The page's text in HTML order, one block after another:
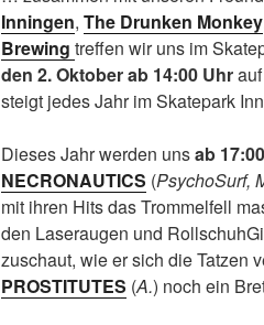
Inningen, The Drunken Monkey
Brewing treffen wir uns im
den 2. Oktober ab 14:00 Uhrauf
steigt jedes Jahr im Skatepark
Dieses Jahr werden unsab
NECRONAUTICS (PsychoSurf,
mit ihren Hits das Trommelfell
den Laseraugen und
zuschaut, wie er sich die Tatzen
PROSTITUTES (A.) noch ein